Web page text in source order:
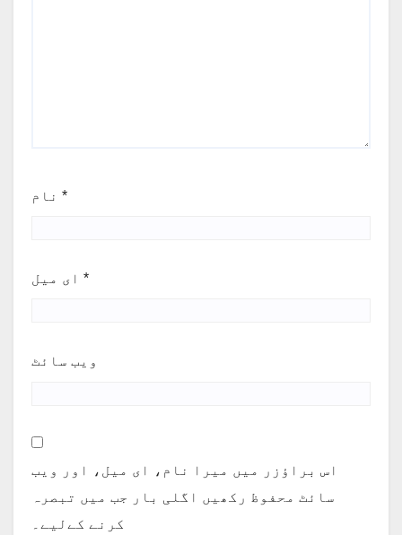
*
*
ویب‌ سائٹ
اس براؤزر میں میرا نام، ای میل، اور ویب
سائٹ محفوظ رکھیں اگلی بار جب میں تبصرہ
کرنے کےلیے۔